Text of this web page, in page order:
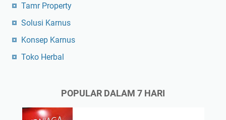
Tamr Property
Solusi Karnus
Konsep Karnus
Toko Herbal
POPULAR DALAM 7 HARI